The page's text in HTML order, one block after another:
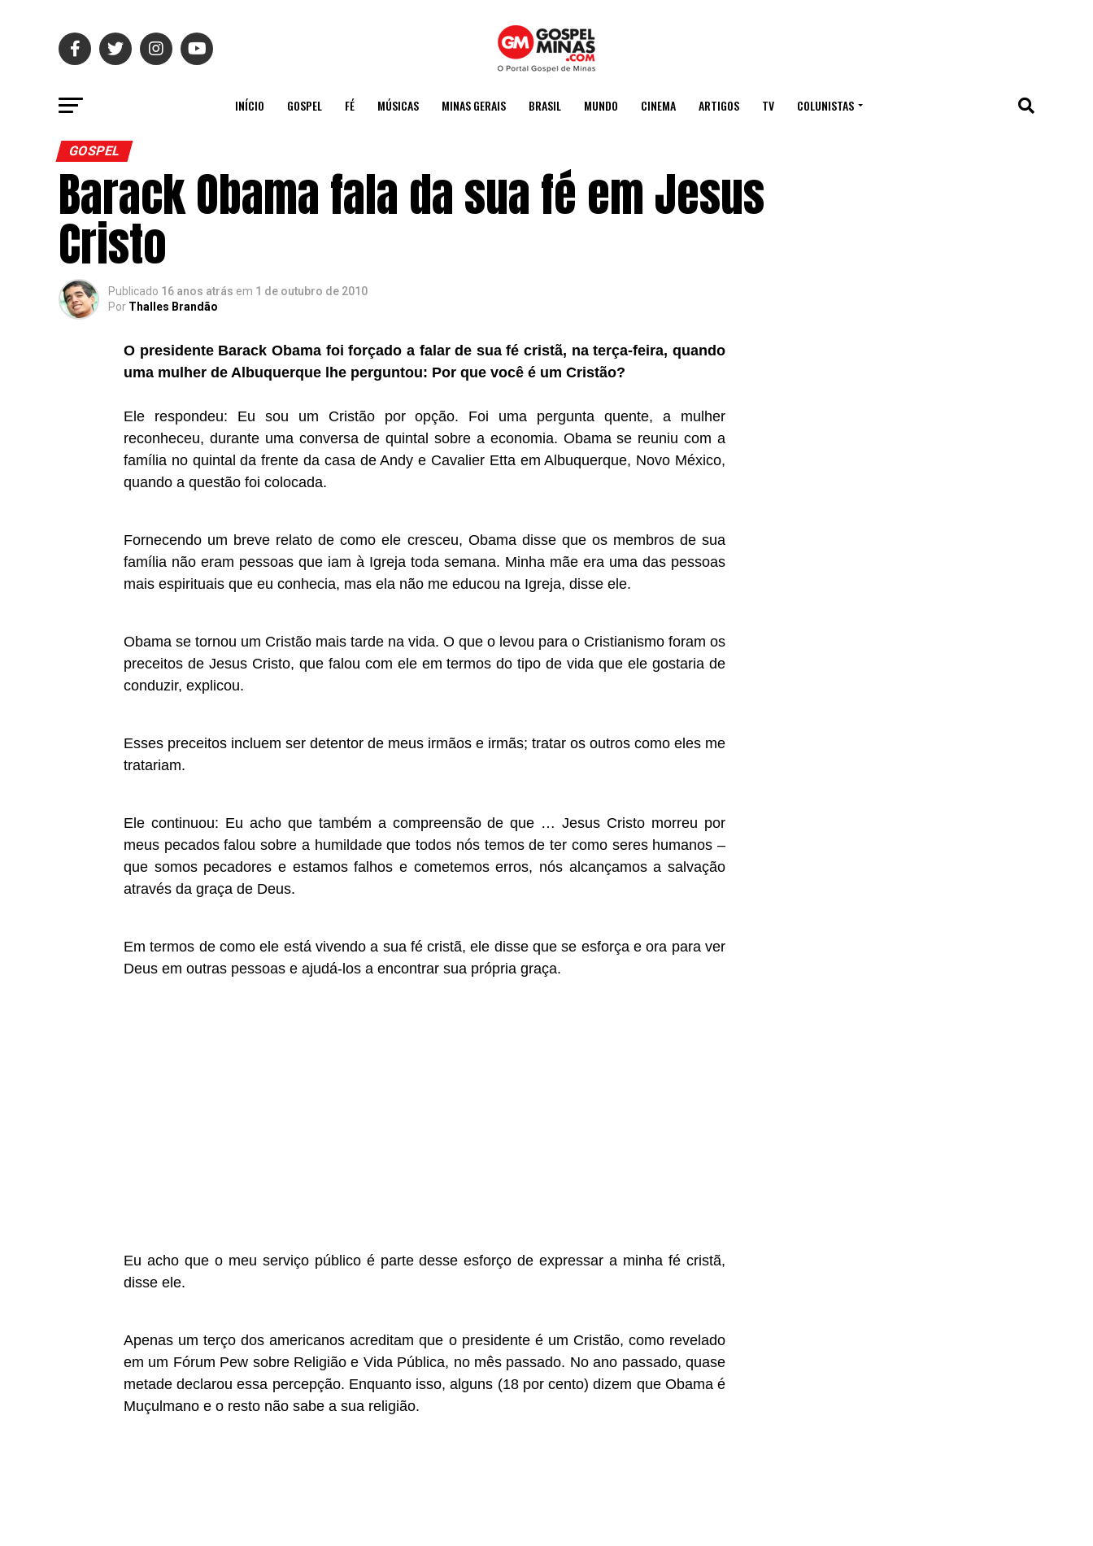
INÍCIO GOSPEL FÉ MÚSICAS MINAS GERAIS BRASIL MUNDO CINEMA ARTIGOS TV COLUNISTAS
GOSPEL
Barack Obama fala da sua fé em Jesus
Cristo
Publicado 16 anos atrás em 1 de outubro de 2010
Por Thalles Brandão
O presidente Barack Obamafoi forçado a falar de sua fé cristã, na terça-feira, quando
uma mulher de Albuquerque lhe perguntou: Por que você é um Cristão?
Ele respondeu: Eu sou um Cristão por opção. Foi uma pergunta quente, a mulher
reconheceu, durante uma conversa de quintal sobre a economia. Obama se reuniu com a
família no quintal da frente da casa de Andy e Cavalier Etta em Albuquerque, Novo México,
quando a questão foi colocada.
Fornecendo um breve relato de como ele cresceu, Obama disse que os membros de sua
família não eram pessoas que iam à Igreja toda semana. Minha mãe era uma das pessoas
mais espirituais que eu conhecia, mas ela não me educou na Igreja, disse ele.
Obama se tornou um Cristão mais tarde na vida. O que o levou para o Cristianismo foram os
preceitos de Jesus Cristo, que falou com ele em termos do tipo de vida que ele gostaria de
conduzir, explicou.
Esses preceitos incluem ser detentor de meus irmãos e irmãs; tratar os outros como eles me
tratariam.
Ele continuou: Eu acho que também a compreensão de que … Jesus Cristo morreu por
meus pecados falou sobre a humildade que todos nós temos de ter como seres humanos –
que somos pecadores e estamos falhos e cometemos erros, nós alcançamos a salvação
através da graça de Deus.
Em termos de como ele está vivendo a sua fé cristã, ele disse que se esforça e ora para ver
Deus em outras pessoas e ajudá-los a encontrar sua própria graça.
Eu acho que o meu serviço público é parte desse esforço de expressar a minha fé cristã,
disse ele.
Apenas um terço dos americanos acreditam que o presidente é um Cristão, como revelado
em um Fórum Pew sobre Religião e Vida Pública, no mês passado. No ano passado, quase
metade declarou essa percepção. Enquanto isso, alguns (18 por cento) dizem que Obama é
Muçulmano e o resto não sabe a sua religião.